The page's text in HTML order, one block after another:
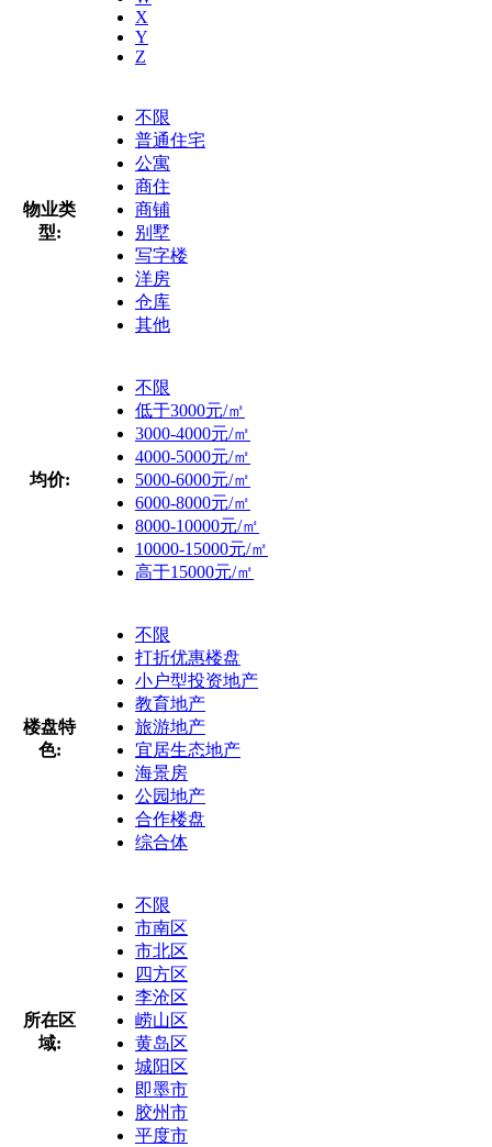
X
Y
Z
物业类
型:
不限
普通住宅
公寓
商住
商铺
别墅
写字楼
洋房
仓库
其他
均价:
不限
低于3000元/㎡
3000-4000元/㎡
4000-5000元/㎡
5000-6000元/㎡
6000-8000元/㎡
8000-10000元/㎡
10000-15000元/㎡
高于15000元/㎡
楼盘特
色:
不限
打折优惠楼盘
小户型投资地产
教育地产
旅游地产
宜居生态地产
海景房
公园地产
合作楼盘
综合体
所在区
域:
不限
市南区
市北区
四方区
李沧区
崂山区
黄岛区
城阳区
即墨市
胶州市
平度市